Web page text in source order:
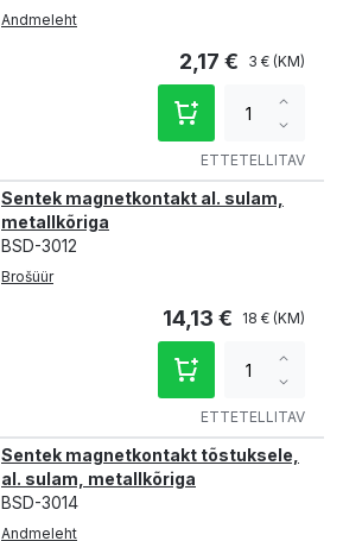
Andmeleht
2,17 € 3 €
ETTETELLITAV
qty
Sentek magnetkontakt al. sulam,
metallkõriga
BSD-3012
Brošüür
14,13 € 18 €
ETTETELLITAV
qty
Sentek magnetkontakt tõstuksele,
al. sulam, metallkõriga
BSD-3014
Andmeleht